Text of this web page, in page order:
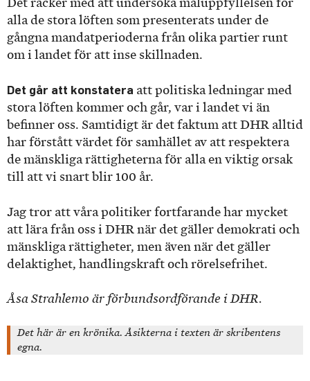
alla de stora löften som presenterats under de
gångna mandatperioderna från olika partier runt
om i landet för att inse skillnaden.
Det går att konstatera att politiska ledningar med
stora löften kommer och går, var i landet vi än
befinner oss. Samtidigt är det faktum att DHR alltid
har förstått värdet för samhället av att respektera
de mänskliga rättigheterna för alla en viktig orsak
till att vi snart blir 100 år.
Jag tror att våra politiker fortfarande har mycket
att lära från oss i DHR när det gäller demokrati och
mänskliga rättigheter, men även när det gäller
delaktighet, handlingskraft och rörelsefrihet.
Åsa Strahlemo är förbundsordförande i DHR.
Det här är en krönika. Åsikterna i texten är skribentens
egna.